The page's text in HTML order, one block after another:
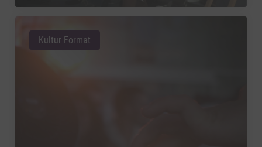
Kultur Format